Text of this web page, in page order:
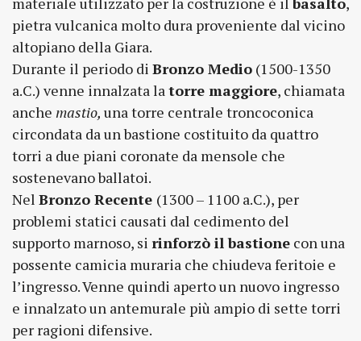
pietra vulcanica molto dura proveniente dal vicino
altopiano della Giara.
Durante il periodo di Bronzo Medio (1500-1350
a.C.) venne innalzata latorre maggiore, chiamata
anche mastio, una torre centrale troncoconica
circondata da un bastione costituito da quattro
torri a due piani coronate da mensole che
sostenevano ballatoi.
Nel Bronzo Recente (1300 – 1100 a.C.), per
problemi statici causati dal cedimento del
supporto marnoso, si rinforzò il bastione con una
possente camicia muraria che chiudeva feritoie e
l’ingresso. Venne quindi aperto un nuovo ingresso
e innalzato un antemurale più ampio di sette torri
per ragioni difensive.